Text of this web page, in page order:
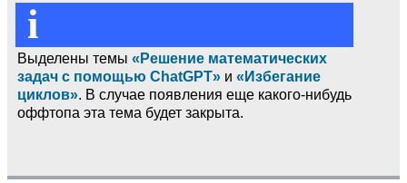
i
Выделены темы «Решение математических
задач с помощью ChatGPT» и «Избегание
циклов». В случае появления еще какого-нибудь
оффтопа эта тема будет закрыта.